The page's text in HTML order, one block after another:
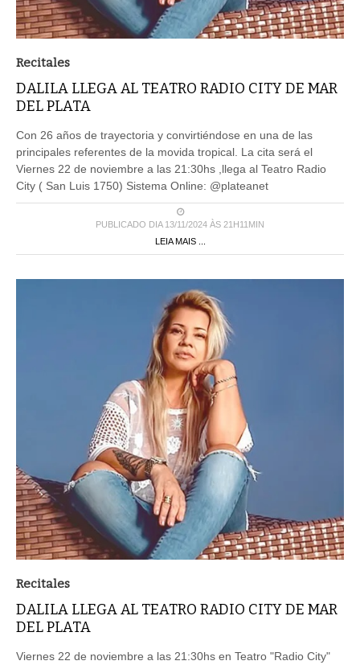
Recitales
DALILA LLEGA AL TEATRO RADIO CITY DE MAR
DEL PLATA
Con 26 años de trayectoria y convirtiéndose en una de las
principales referentes de la movida tropical. La cita será el
Viernes 22 de noviembre a las 21:30hs ,llega al Teatro Radio
City ( San Luis 1750) Sistema Online: @plateanet
PUBLICADO DIA 13/11/2024 ÀS 21H11MIN
LEIA MAIS ...
Recitales
DALILA LLEGA AL TEATRO RADIO CITY DE MAR
DEL PLATA
Viernes 22 de noviembre a las 21:30hs en Teatro "Radio City"